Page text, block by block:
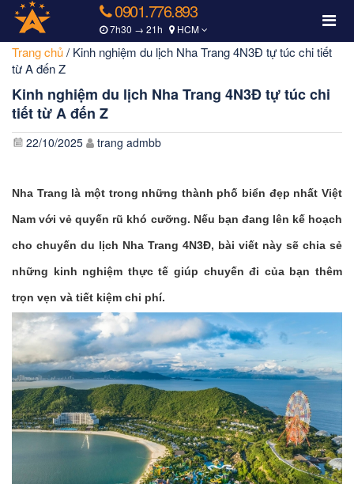
0901.776.893
7h30 → 21h HCM
Trang chủ/ Kinh nghiệm du lịch Nha Trang 4N3Đ tự túc chi tiết
từ A đến Z
Kinh nghiệm du lịch Nha Trang 4N3Đ tự túc chi
tiết từ A đến Z
22/10/2025 trang admbb
Nha Trang là một trong những thành phố biển đẹp nhất Việt
Nam với vẻ quyến rũ khó cưỡng. Nếu bạn đang lên kế hoạch
cho chuyến du lịch Nha Trang 4N3Đ, bài viết này sẽ chia sẻ
những kinh nghiệm thực tế giúp chuyến đi của bạn thêm
trọn vẹn và tiết kiệm chi phí.